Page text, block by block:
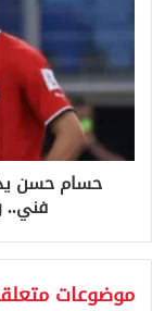
حسام حسن
فني..
موضوعات